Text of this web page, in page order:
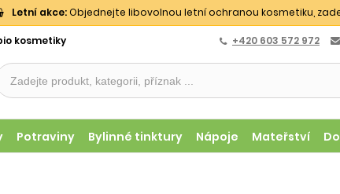
Letní akce:Objednejte libovolnou letní ochranou kosmetiku,
kosmetiky +420 603 572 972
Potraviny Bylinné tinktury Nápoje Mateřství